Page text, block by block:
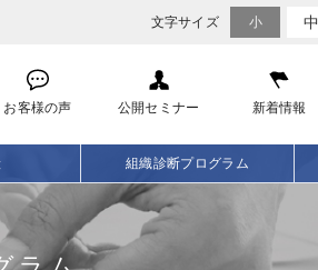
文字サイズ 小 中
お客様の声 公開セミナー 新着情報
組織診断プログラム